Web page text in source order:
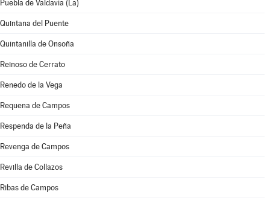
Puebla de Valdavia (La)
Quintana del Puente
Quintanilla de Onsoña
Reinoso de Cerrato
Renedo de la Vega
Requena de Campos
Respenda de la Peña
Revenga de Campos
Revilla de Collazos
Ribas de Campos